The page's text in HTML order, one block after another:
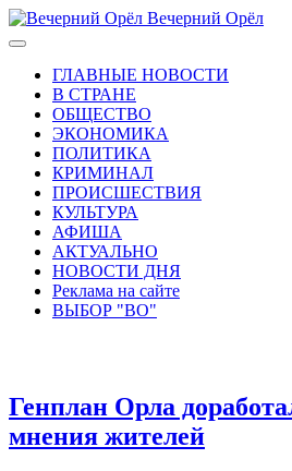
Вечерний Орёл
ГЛАВНЫЕ НОВОСТИ
В СТРАНЕ
ОБЩЕСТВО
ЭКОНОМИКА
ПОЛИТИКА
КРИМИНАЛ
ПРОИСШЕСТВИЯ
КУЛЬТУРА
АФИША
АКТУАЛЬНО
НОВОСТИ ДНЯ
Реклама на сайте
ВЫБОР "ВО"
Генплан Орла
мнения жителей